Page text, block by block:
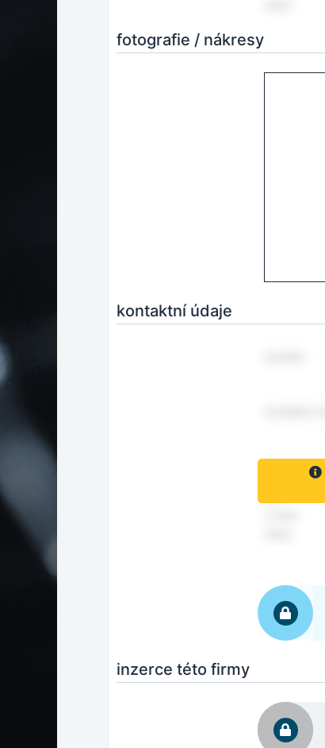
fotografie / nákresy
kontaktní údaje
inzerce této firmy